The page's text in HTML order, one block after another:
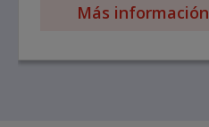
Más información